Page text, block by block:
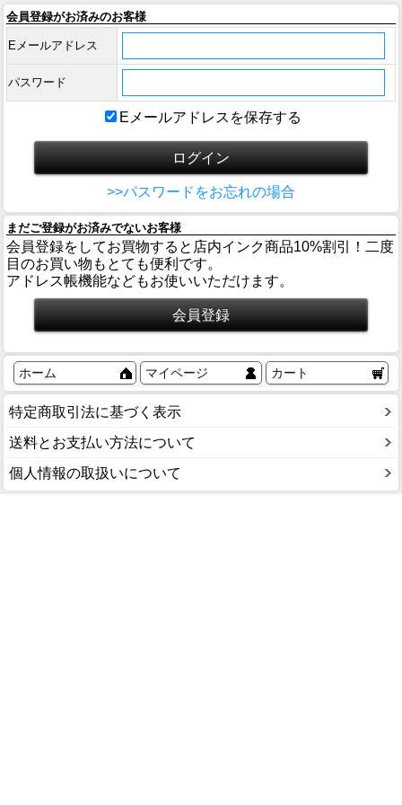
会員登録がお済みのお客様
Eメールアドレス
パスワード
Eメールアドレスを保存する
>>パスワードをお忘れの場合
まだご登録がお済みでないお客様
会員登録をしてお買物すると店内インク商品10%割引！二度
目のお買い物もとても便利です。
アドレス帳機能などもお使いいただけます。
ホーム マイページ カート
特定商取引法に基づく表示
送料とお支払い方法について
個人情報の取扱いについて